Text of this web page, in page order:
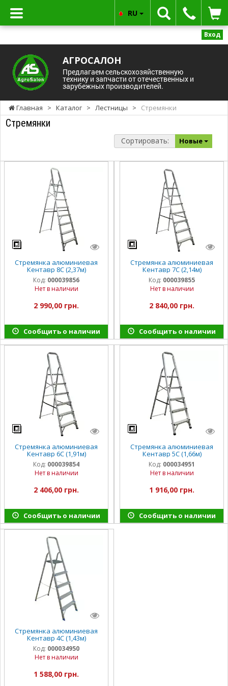
Вход
АГРОСАЛОН
Предлагаем сельскохозяйственную
технику и запчасти от отечественных и
зарубежных производителей.
RU
Главная > Каталог > Лестницы > Стремянки
Стремянки
Сортировать: Новые
Стремянка алюминиевая
Кентавр 8С (2,37м)
Код: 000039856
Нет в наличии
2 990,00 грн.
Сообщить о наличии
Стремянка алюминиевая
Кентавр 7С (2,14м)
Код: 000039855
Нет в наличии
2 840,00 грн.
Сообщить о наличии
Стремянка алюминиевая
Кентавр 6С (1,91м)
Код: 000039854
Нет в наличии
2 406,00 грн.
Сообщить о наличии
Стремянка алюминиевая
Кентавр 5С (1,66м)
Код: 000034951
Нет в наличии
1 916,00 грн.
Сообщить о наличии
Стремянка алюминиевая
Кентавр 4С (1,43м)
Код: 000034950
Нет в наличии
1 588,00 грн.